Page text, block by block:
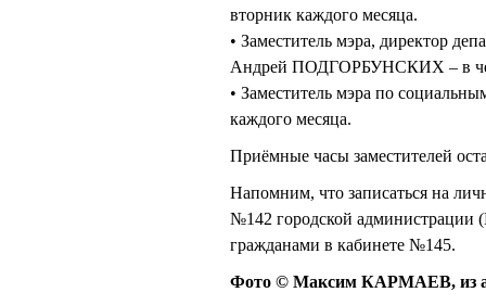
вторник каждого месяца.
• Заместитель мэра, директор
Андрей ПОДГОРБУНСКИХ – в
• Заместитель мэра по
каждого месяца.
Приёмные часы заместителей
Напомним, что записаться на
№142 городской администрации
гражданами в кабинете №145.
Фото © Максим КАРМАЕВ, из